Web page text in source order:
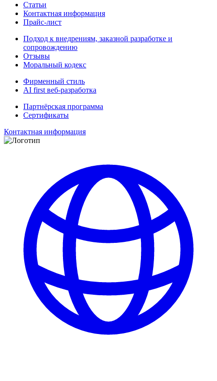
Статьи
Контактная информация
Прайс-лист
Подход к внедрениям, заказной разработке и
сопровождению
Отзывы
Моральный кодекс
Фирменный стиль
AI first веб-разработка
Партнёрская программа
Сертификаты
Контактная информация